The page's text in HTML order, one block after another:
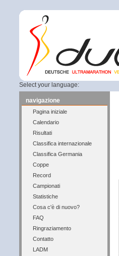
Select your language:
navigazione
Pagina iniziale
Calendario
Risultati
Classifica internazionale
Classifica Germania
Coppe
Record
Campionati
Statistiche
Cosa c'è di nuovo?
FAQ
Ringraziamento
Contatto
LADM